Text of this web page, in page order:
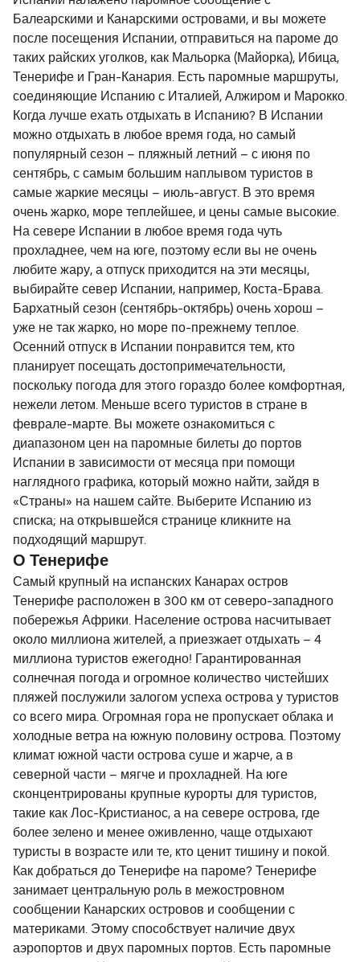
Балеарскими и Канарскими островами, и вы можете
после посещения Испании, отправиться на пароме до
таких райских уголков, как Мальорка (Майорка), Ибица,
Тенерифе и Гран-Канария. Есть паромные маршруты,
соединяющие Испанию с Италией, Алжиром и Марокко.
Когда лучше ехать отдыхать в Испанию? В Испании
можно отдыхать в любое время года, но самый
популярный сезон – пляжный летний – с июня по
сентябрь, с самым большим наплывом туристов в
самые жаркие месяцы – июль-август. В это время
очень жарко, море теплейшее, и цены самые высокие.
На севере Испании в любое время года чуть
прохладнее, чем на юге, поэтому если вы не очень
любите жару, а отпуск приходится на эти месяцы,
выбирайте север Испании, например, Коста-Брава.
Бархатный сезон (сентябрь-октябрь) очень хорош –
уже не так жарко, но море по-прежнему теплое.
Осенний отпуск в Испании понравится тем, кто
планирует посещать достопримечательности,
поскольку погода для этого гораздо более комфортная,
нежели летом. Меньше всего туристов в стране в
феврале-марте. Вы можете ознакомиться с
диапазоном цен на паромные билеты до портов
Испании в зависимости от месяца при помощи
наглядного графика, который можно найти, зайдя в
«Страны» на нашем сайте. Выберите Испанию из
списка; на открывшейся странице кликните на
подходящий маршрут.
О Тенерифе
Самый крупный на испанских Канарах остров
Тенерифе расположен в 300 км от северо-западного
побережья Африки. Население острова насчитывает
около миллиона жителей, а приезжает отдыхать – 4
миллиона туристов ежегодно! Гарантированная
солнечная погода и огромное количество чистейших
пляжей послужили залогом успеха острова у туристов
со всего мира. Огромная гора не пропускает облака и
холодные ветра на южную половину острова. Поэтому
климат южной части острова суше и жарче, а в
северной части – мягче и прохладней. На юге
сконцентрированы крупные курорты для туристов,
такие как Лос-Кристианос, а на севере острова, где
более зелено и менее оживленно, чаще отдыхают
туристы в возрасте или те, кто ценит тишину и покой.
Как добраться до Тенерифе на пароме? Тенерифе
занимает центральную роль в межостровном
сообщении Канарских островов и сообщении с
материками. Этому способствует наличие двух
аэропортов и двух паромных портов. Есть паромные